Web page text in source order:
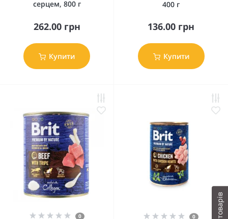
серцем, 800 г
262.00 грн
Купити
400 г
136.00 грн
Купити
0 0